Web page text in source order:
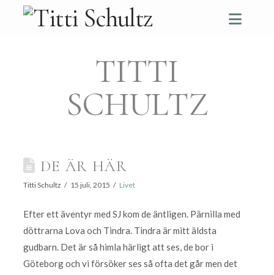
TITTI
SCHULTZ
DE ÄR HÄR
Titti Schultz 15 juli, 2015 Livet
Efter ett äventyr med SJ kom de äntligen. Pärnilla med
döttrarna Lova och Tindra. Tindra är mitt äldsta
gudbarn. Det är så himla härligt att ses, de bor i
Göteborg och vi försöker ses så ofta det går men det